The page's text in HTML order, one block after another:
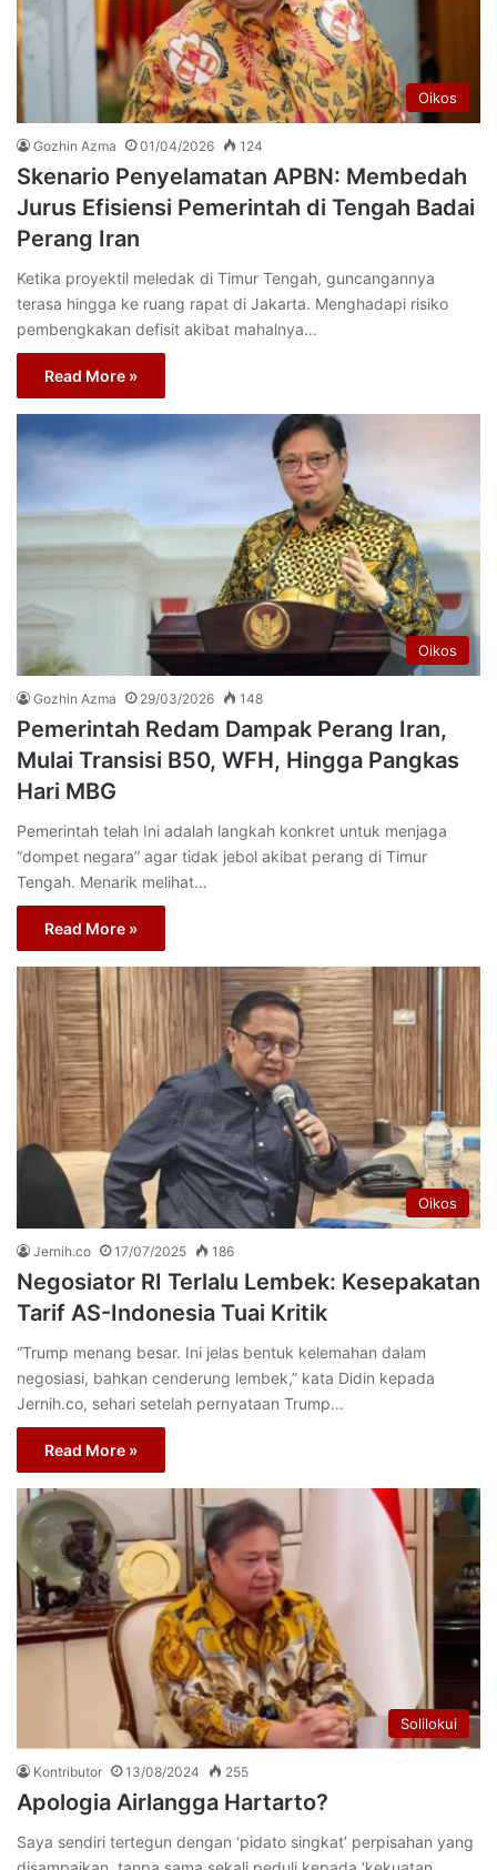
Oikos
Gozhin Azma 01/04/2026 124
Skenario Penyelamatan APBN: Membedah
Jurus Efisiensi Pemerintah di Tengah Badai
Perang Iran
Ketika proyektil meledak di Timur Tengah, guncangannya
terasa hingga ke ruang rapat di Jakarta. Menghadapi risiko
pembengkakan defisit akibat mahalnya…
Read More »
Oikos
Gozhin Azma 29/03/2026 148
Pemerintah Redam Dampak Perang Iran,
Mulai Transisi B50, WFH, Hingga Pangkas
Hari MBG
Pemerintah telah Ini adalah langkah konkret untuk menjaga
“dompet negara” agar tidak jebol akibat perang di Timur
Tengah. Menarik melihat…
Read More »
Oikos
Jernih.co 17/07/2025 186
Negosiator RI Terlalu Lembek: Kesepakatan
Tarif AS-Indonesia Tuai Kritik
“Trump menang besar. Ini jelas bentuk kelemahan dalam
negosiasi, bahkan cenderung lembek,” kata Didin kepada
Jernih.co, sehari setelah pernyataan Trump…
Read More »
Solilokui
Kontributor 13/08/2024 255
Apologia Airlangga Hartarto?
Saya sendiri tertegun dengan ‘pidato singkat’ perpisahan yang